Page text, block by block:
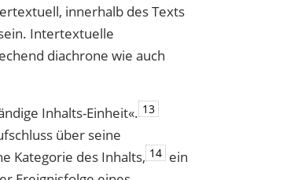
innerhalb des Texts
Intertextuelle
diachrone wie auch
Inhalts-Einheit«. 13
über seine
Kategorie des Inhalts, 14 ein